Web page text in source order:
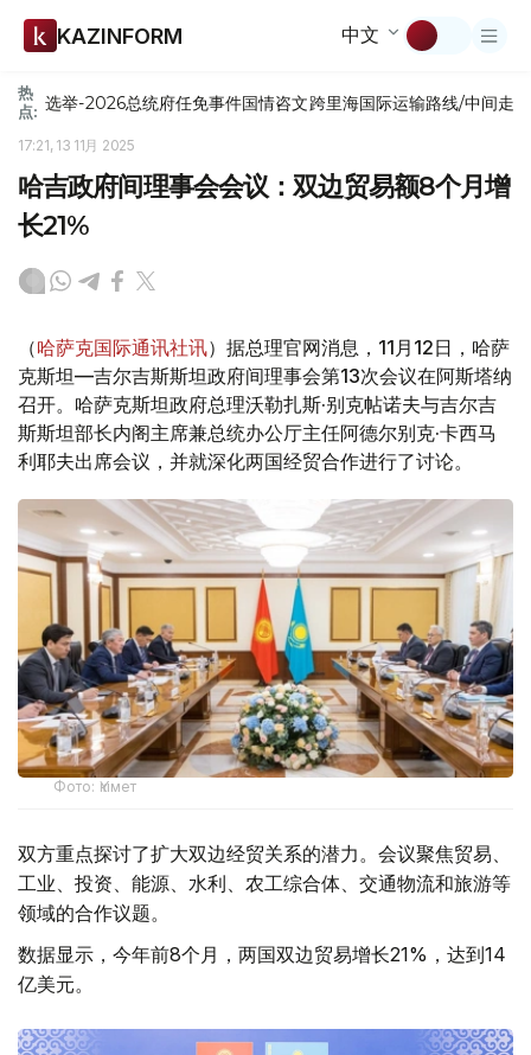
KAZINFORM 中文
热
点: 选举-2026总统府任免事件国情咨文跨里海国际运输路线/中间走廊
17:21, 13 11月 2025
哈吉政府间理事会会议：双边贸易额8个月增
长21%
（哈萨克国际通讯社讯）据总理官网消息，11月12日，哈萨
克斯坦—吉尔吉斯斯坦政府间理事会第13次会议在阿斯塔纳
召开。哈萨克斯坦政府总理沃勒扎斯·别克帖诺夫与吉尔吉
斯斯坦部长内阁主席兼总统办公厅主任阿德尔别克·卡西马
利耶夫出席会议，并就深化两国经贸合作进行了讨论。
Фото: Үкімет
双方重点探讨了扩大双边经贸关系的潜力。会议聚焦贸易、
工业、投资、能源、水利、农工综合体、交通物流和旅游等
领域的合作议题。
数据显示，今年前8个月，两国双边贸易增长21%，达到14
亿美元。